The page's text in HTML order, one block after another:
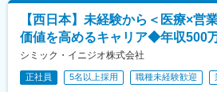
自身の売上・営業活動が患者さんの
とに繋がるため、やりがいをもって
＜頑張りは適切に評価＞
成果に応じた評価制度が整っており
も目指せます。
■人財育成への積極投資
シミック・イニジオにとってサービ
です。
そのため人財育成・能力開発は重要
資を行っています。自己成長意欲を
でなく、変化する時代に対応するビ
【西日本】未経験から＜医療×営
価値を高めるキャリア◆年収500
シミック・イニジオ株式会社
正社員 5名以上採用 職種未経験歓迎